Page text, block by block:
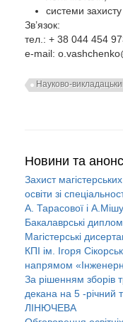
системи захисту
Зв’язок:
тел.: + 38 044 454
e-mail:
Науково-
Новини та
Захист
освіти зі
А. Тарасової і
Бакалаврські
Магістерські
КПІ ім. Ігоря
напрямом
За рішенням зборів
декана на 5 -річний
ЛІНЮЧЕВА